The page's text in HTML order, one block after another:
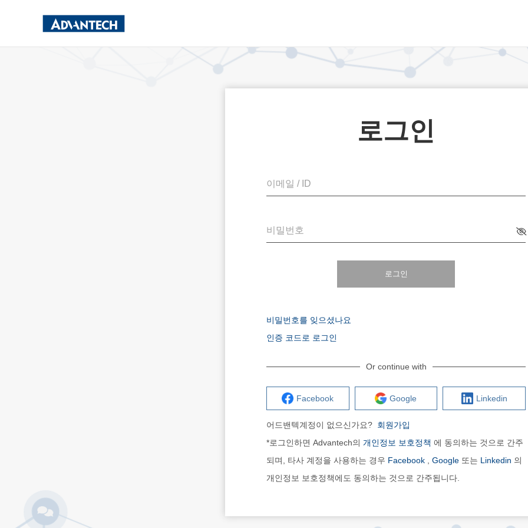
로그인
이메일 / ID
비밀번호
로그인
비밀번호를 잊으셨나요
인증 코드로 로그인
Or continue with
Facebook Google Linkedin
어드밴텍계정이 없으신가요? 회원가입
*로그인하면 Advantech의 개인정보 보호정책 에 동의하는 것으로 간주
되며, 타사 계정을 사용하는 경우 Facebook Google 또는 Linkedin 의
개인정보 보호정책에도 동의하는 것으로 간주됩니다.